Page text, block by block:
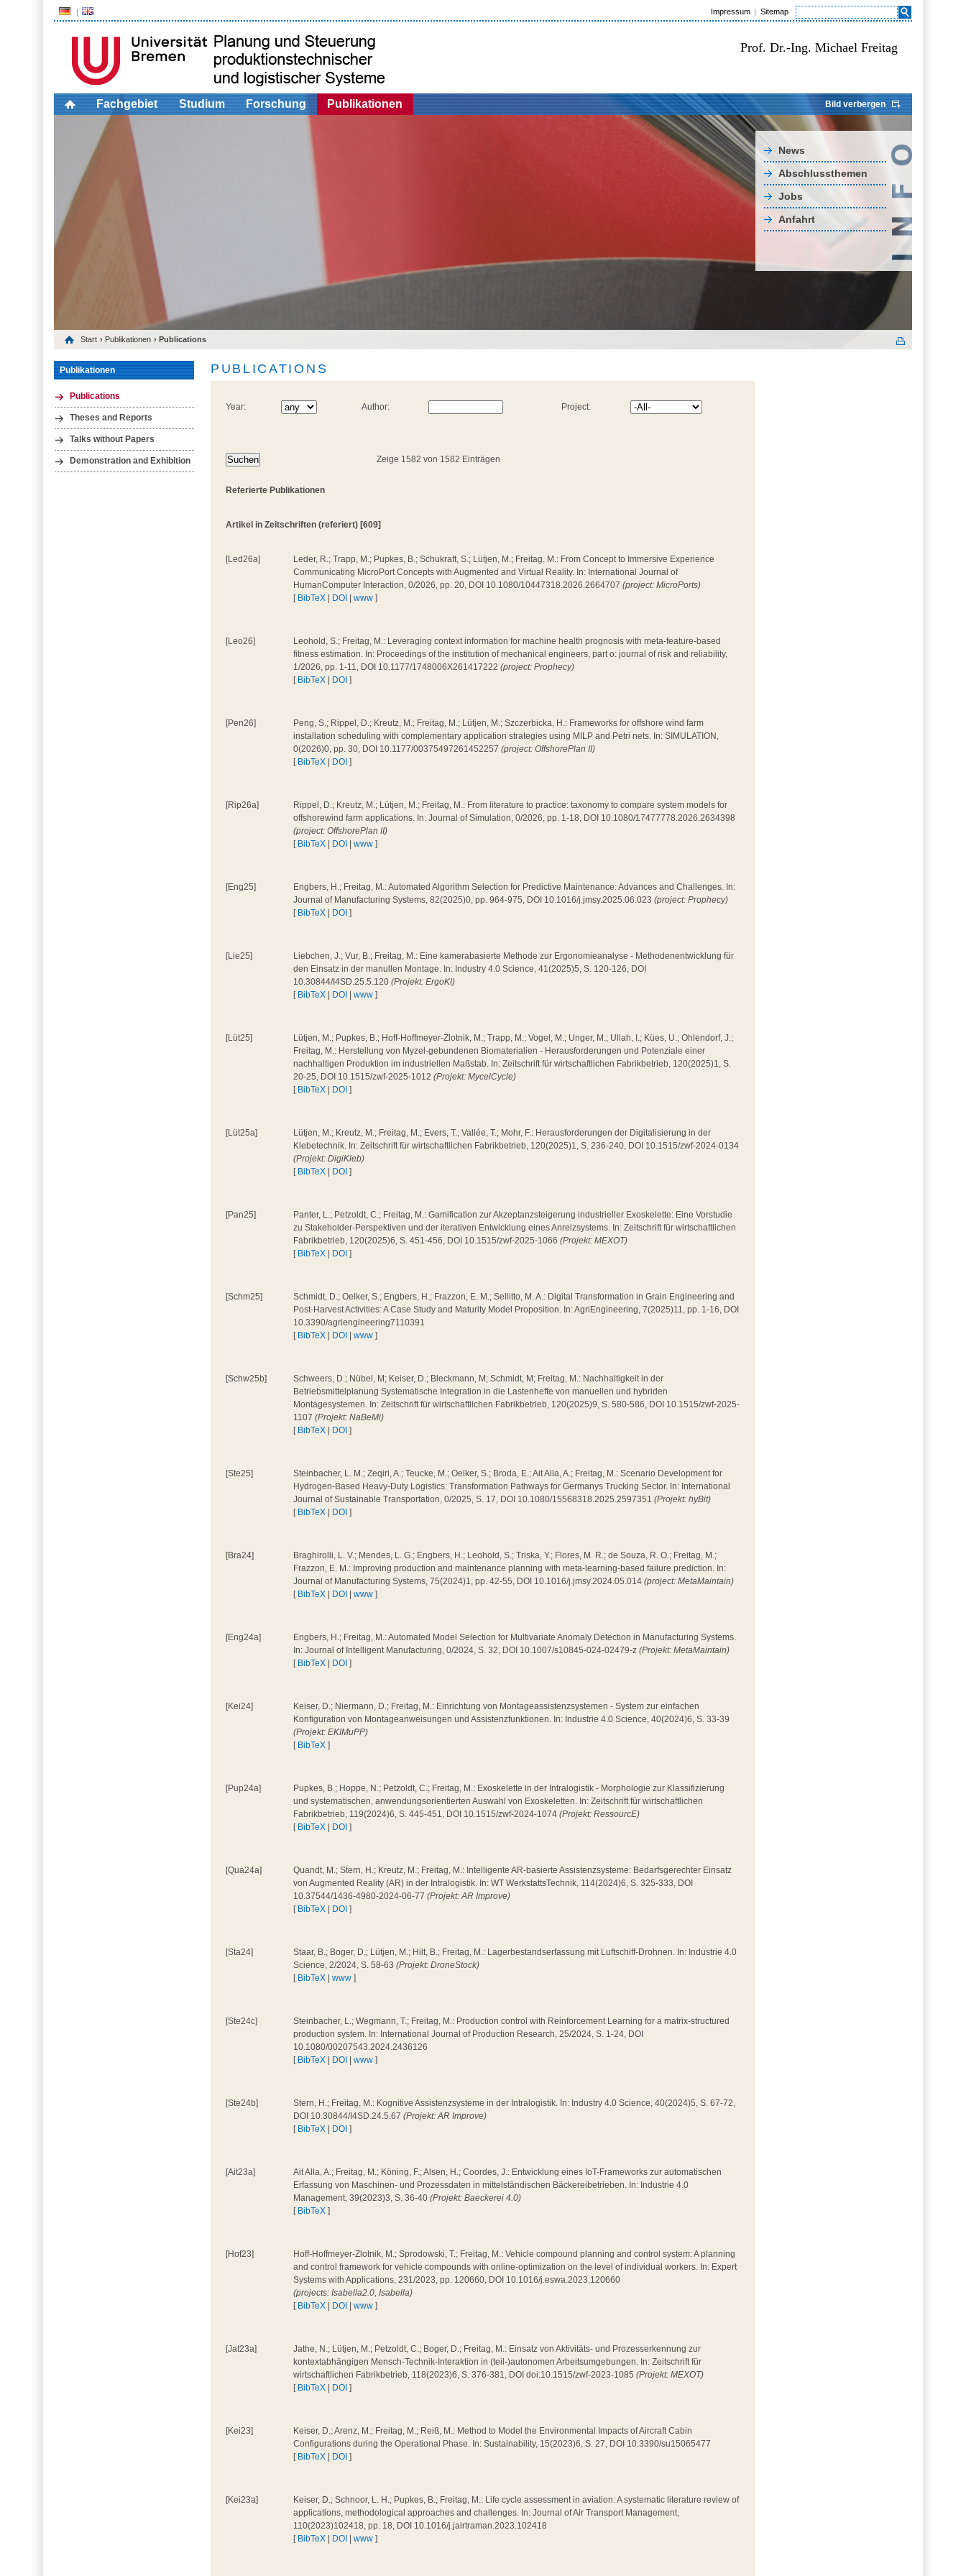
Impressum Sitemap
Prof. Dr.-Ing. Michael Freitag
Fachgebiet Studium Forschung Publikationen Bild verbergen
News
Abschlussthemen
Jobs
Anfahrt
Start › Publikationen › Publications
Publikationen
Publications
Theses and Reports
Talks without Papers
Demonstration and Exhibition
PUBLICATIONS
Year: Author: Project:
Zeige 1582 von 1582 Einträgen
Referierte Publikationen
Artikel in Zeitschriften (referiert) [609]
[Led26a]
Leder, R.; Trapp, M.; Pupkes, B.; Schukraft, S.; Lütjen, M.; Freitag, M.: From Concept to Immersive Experience 
Communicating MicroPort Concepts with Augmented and Virtual Reality. In: International Journal of
HumanComputer Interaction, 0/2026, pp. 20, DOI 10.1080/10447318.2026.2664707(project: MicroPorts)
[ BibTeX DOI |www ]
[Leo26]
Leohold, S.; Freitag, M.: Leveraging context information for machine health prognosis with meta-feature-based
fitness estimation. In: Proceedings of the institution of mechanical engineers, part o: journal of risk and reliability,
1/2026, pp. 1-11, DOI 10.1177/1748006X261417222(project: Prophecy)
[ BibTeX DOI ]
[Pen26]
Peng, S.; Rippel, D.; Kreutz, M.; Freitag, M.; Lütjen, M.; Szczerbicka, H.: Frameworks for offshore wind farm
installation scheduling with complementary application strategies using MILP and Petri nets. In: SIMULATION,
0(2026)0, pp. 30, DOI 10.1177/00375497261452257(project: OffshorePlan II)
[ BibTeX DOI ]
[Rip26a]
Rippel, D.; Kreutz, M.; Lütjen, M.; Freitag, M.: From literature to practice: taxonomy to compare system models for
offshorewind farm applications. In: Journal of Simulation, 0/2026, pp. 1-18, DOI 10.1080/17477778.2026.2634398
(project: OffshorePlan II)
[ BibTeX DOI |www ]
[Eng25]
Engbers, H.; Freitag, M.: Automated Algorithm Selection for Predictive Maintenance: Advances and Challenges. In:
Journal of Manufacturing Systems, 82(2025)0, pp. 964-975, DOI 10.1016/j.jmsy.2025.06.023(project: Prophecy)
[ BibTeX DOI ]
[Lie25]
Liebchen, J.; Vur, B.; Freitag, M.: Eine kamerabasierte Methode zur Ergonomieanalyse - Methodenentwicklung für
den Einsatz in der manullen Montage. In: Industry 4.0 Science, 41(2025)5, S. 120-126, DOI
10.30844/I4SD.25.5.120(Projekt: ErgoKI)
[ BibTeX DOI |www ]
[Lüt25]
Lütjen, M.; Pupkes, B.; Hoff-Hoffmeyer-Zlotnik, M.; Trapp, M.; Vogel, M.; Unger, M.; Ullah, I.; Kües, U.; Ohlendorf, J.;
Freitag, M.: Herstellung von Myzel-gebundenen Biomaterialien - Herausforderungen und Potenziale einer
nachhaltigen Produktion im industriellen Maßstab. In: Zeitschrift für wirtschaftlichen Fabrikbetrieb, 120(2025)1, S.
20-25, DOI 10.1515/zwf-2025-1012(Projekt: MycelCycle)
[ BibTeX DOI ]
[Lüt25a]
Lütjen, M.; Kreutz, M.; Freitag, M.; Evers, T.; Vallée, T.; Mohr, F.: Herausforderungen der Digitalisierung in der
Klebetechnik. In: Zeitschrift für wirtschaftlichen Fabrikbetrieb, 120(2025)1, S. 236-240, DOI 10.1515/zwf-2024-0134
(Projekt: DigiKleb)
[ BibTeX DOI ]
[Pan25]
Panter, L.; Petzoldt, C.; Freitag, M.: Gamification zur Akzeptanzsteigerung industrieller Exoskelette: Eine Vorstudie
zu Stakeholder-Perspektiven und der iterativen Entwicklung eines Anreizsystems. In: Zeitschrift für wirtschaftlichen
Fabrikbetrieb, 120(2025)6, S. 451-456, DOI 10.1515/zwf-2025-1066(Projekt: MEXOT)
[ BibTeX DOI ]
[Schm25]
Schmidt, D.; Oelker, S.; Engbers, H.; Frazzon, E. M.; Sellitto, M. A.: Digital Transformation in Grain Engineering and
Post-Harvest Activities: A Case Study and Maturity Model Proposition. In: AgriEngineering, 7(2025)11, pp. 1-16, DOI
10.3390/agriengineering7110391
[ BibTeX DOI |www ]
[Schw25b]
Schweers, D.; Nübel, M; Keiser, D.; Bleckmann, M; Schmidt, M; Freitag, M.: Nachhaltigkeit in der
Betriebsmittelplanung Systematische Integration in die Lastenhefte von manuellen und hybriden
Montagesystemen. In: Zeitschrift für wirtschaftlichen Fabrikbetrieb, 120(2025)9, S. 580-586, DOI 10.1515/zwf-2025-
1107(Projekt: NaBeMi)
[ BibTeX DOI ]
[Ste25]
Steinbacher, L. M.; Zeqiri, A.; Teucke, M.; Oelker, S.; Broda, E.; Ait Alla, A.; Freitag, M.: Scenario Development for
Hydrogen-Based Heavy-Duty Logistics: Transformation Pathways for Germanys Trucking Sector. In: International
Journal of Sustainable Transportation, 0/2025, S. 17, DOI 10.1080/15568318.2025.2597351(Projekt: hyBit)
[ BibTeX DOI ]
[Bra24]
Braghirolli, L. V.; Mendes, L. G.; Engbers, H.; Leohold, S.; Triska, Y.; Flores, M. R.; de Souza, R. O.; Freitag, M.;
Frazzon, E. M.: Improving production and maintenance planning with meta-learning-based failure prediction. In:
Journal of Manufacturing Systems, 75(2024)1, pp. 42-55, DOI 10.1016/j.jmsy.2024.05.014(project: MetaMaintain)
[ BibTeX DOI |www ]
[Eng24a]
Engbers, H.; Freitag, M.: Automated Model Selection for Multivariate Anomaly Detection in Manufacturing Systems.
In: Journal of Intelligent Manufacturing, 0/2024, S. 32, DOI 10.1007/s10845-024-02479-z(Projekt: MetaMaintain)
[ BibTeX DOI ]
[Kei24]
Keiser, D.; Niermann, D.; Freitag, M.: Einrichtung von Montageassistenzsystemen - System zur einfachen
Konfiguration von Montageanweisungen und Assistenzfunktionen. In: Industrie 4.0 Science, 40(2024)6, S. 33-39
(Projekt: EKIMuPP)
[ BibTeX ]
[Pup24a]
Pupkes, B.; Hoppe, N.; Petzoldt, C.; Freitag, M.: Exoskelette in der Intralogistik - Morphologie zur Klassifizierung
und systematischen, anwendungsorientierten Auswahl von Exoskeletten. In: Zeitschrift für wirtschaftlichen
Fabrikbetrieb, 119(2024)6, S. 445-451, DOI 10.1515/zwf-2024-1074(Projekt: RessourcE)
[ BibTeX DOI ]
[Qua24a]
Quandt, M.; Stern, H.; Kreutz, M.; Freitag, M.: Intelligente AR-basierte Assistenzsysteme: Bedarfsgerechter Einsatz
von Augmented Reality (AR) in der Intralogistik. In: WT WerkstattsTechnik, 114(2024)6, S. 325-333, DOI
10.37544/1436-4980-2024-06-77(Projekt: AR Improve)
[ BibTeX DOI ]
[Sta24]
Staar, B.; Boger, D.; Lütjen, M.; Hilt, B.; Freitag, M.: Lagerbestandserfassung mit Luftschiff-Drohnen. In: Industrie 4.0
Science, 2/2024, S. 58-63(Projekt: DroneStock)
[ BibTeX |www ]
[Ste24c]
Steinbacher, L.; Wegmann, T.; Freitag, M.: Production control with Reinforcement Learning for a matrix-structured
production system. In: International Journal of Production Research, 25/2024, S. 1-24, DOI
10.1080/00207543.2024.2436126
[ BibTeX DOI |www ]
[Ste24b]
Stern, H.; Freitag, M.: Kognitive Assistenzsysteme in der Intralogistik. In: Industry 4.0 Science, 40(2024)5, S. 67-72,
DOI 10.30844/I4SD.24.5.67(Projekt: AR Improve)
[ BibTeX DOI ]
[Ait23a]
Ait Alla, A.; Freitag, M.; Köning, F.; Alsen, H.; Coordes, J.: Entwicklung eines IoT-Frameworks zur automatischen
Erfassung von Maschinen- und Prozessdaten in mittelständischen Bäckereibetrieben. In: Industrie 4.0
Management, 39(2023)3, S. 36-40(Projekt: Baeckerei 4.0)
[ BibTeX ]
[Hof23]
Hoff-Hoffmeyer-Zlotnik, M.; Sprodowski, T.; Freitag, M.: Vehicle compound planning and control system: A planning
and control framework for vehicle compounds with online-optimization on the level of individual workers. In: Expert
Systems with Applications, 231/2023, pp. 120660, DOI 10.1016/j.eswa.2023.120660
(projects: Isabella2.0, Isabella)
[ BibTeX DOI |www ]
[Jat23a]
Jathe, N.; Lütjen, M.; Petzoldt, C.; Boger, D.; Freitag, M.: Einsatz von Aktivitäts- und Prozesserkennung zur
kontextabhängigen Mensch-Technik-Interaktion in (teil-)autonomen Arbeitsumgebungen. In: Zeitschrift für
wirtschaftlichen Fabrikbetrieb, 118(2023)6, S. 376-381, DOI doi:10.1515/zwf-2023-1085(Projekt: MEXOT)
[ BibTeX DOI ]
[Kei23]
Keiser, D.; Arenz, M.; Freitag, M.; Reiß, M.: Method to Model the Environmental Impacts of Aircraft Cabin
Configurations during the Operational Phase. In: Sustainability, 15(2023)6, S. 27, DOI 10.3390/su15065477
[ BibTeX DOI ]
[Kei23a]
Keiser, D.; Schnoor, L. H.; Pupkes, B.; Freitag, M.: Life cycle assessment in aviation: A systematic literature review of
applications, methodological approaches and challenges. In: Journal of Air Transport Management,
110(2023)102418, pp. 18, DOI 10.1016/j.jairtraman.2023.102418
[ BibTeX DOI |www ]